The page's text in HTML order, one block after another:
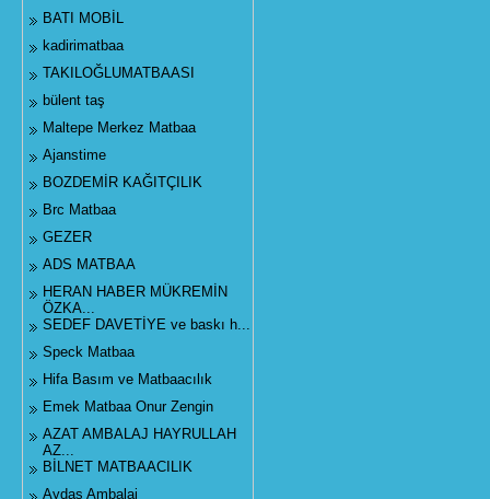
BATI MOBİL
kadirimatbaa
TAKILOĞLUMATBAASI
bülent taş
Maltepe Merkez Matbaa
Ajanstime
BOZDEMİR KAĞITÇILIK
Brc Matbaa
GEZER
ADS MATBAA
HERAN HABER MÜKREMİN
ÖZKA...
SEDEF DAVETİYE ve baskı h...
Speck Matbaa
Hifa Basım ve Matbaacılık
Emek Matbaa Onur Zengin
AZAT AMBALAJ HAYRULLAH
AZ...
BİLNET MATBAACILIK
Aydaş Ambalaj